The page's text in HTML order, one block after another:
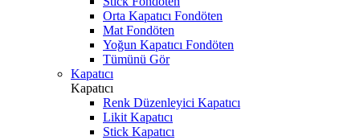
Orta Kapatıcı Fondöten
Mat Fondöten
Yoğun Kapatıcı Fondöten
Tümünü Gör
Kapatıcı
Kapatıcı
Renk Düzenleyici Kapatıcı
Likit Kapatıcı
Stick Kapatıcı